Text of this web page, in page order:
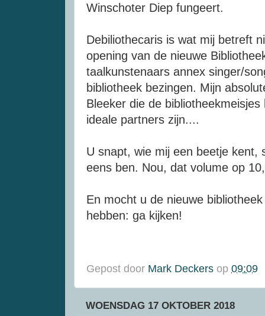
Winschoter Diep fungeert.
Debiliothecaris is wat mij betreft
opening van de nieuwe
taalkunstenaars annex singer/
bibliotheek bezingen. Mijn
Bleeker die de
ideale partners zijn....
U snapt, wie mij een beetje kent,
eens ben. Nou, dat volume op
En mocht u de nieuwe
hebben: ga kijken!
Gepost door Mark Deckers op 09:09
WOENSDAG 17 OKTOBER 2018